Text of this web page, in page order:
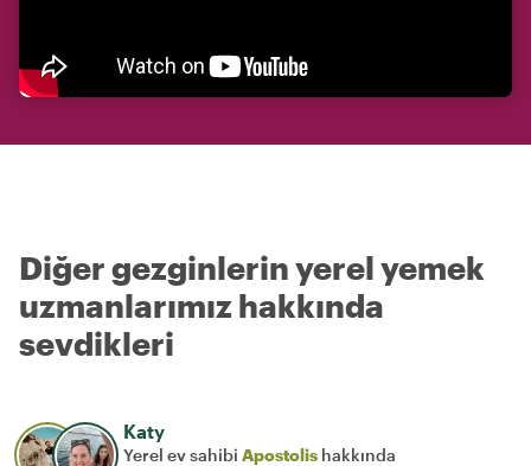
Diğer gezginlerin yerel yemek
uzmanlarımız hakkında
sevdikleri
Katy
Yerel ev sahibi Apostolis hakkında